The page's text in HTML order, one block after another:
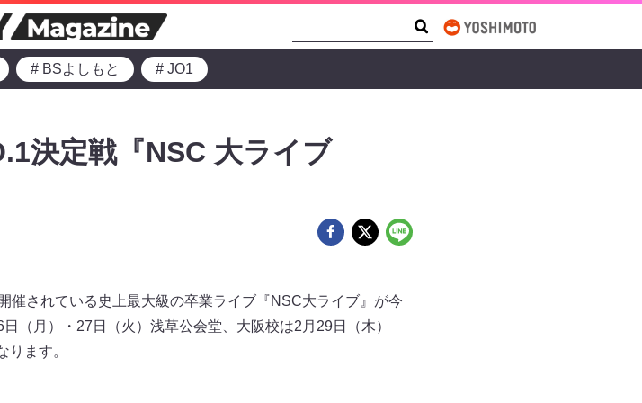
# BSよしもと # JO1
決定戦『NSC 大ライブ
催されている史上最大級の卒業ライブ『NSC大ライブ』が今
（月）・27日（火）浅草公会堂、大阪校は2月29日（木）
ます。